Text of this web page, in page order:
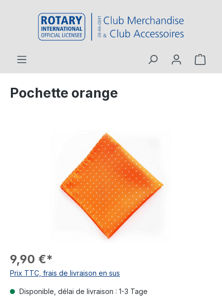
Pochette orange
9,90 €*
Prix TTC, frais de livraison en sus
Disponible, délai de livraison : 1-3 Tage